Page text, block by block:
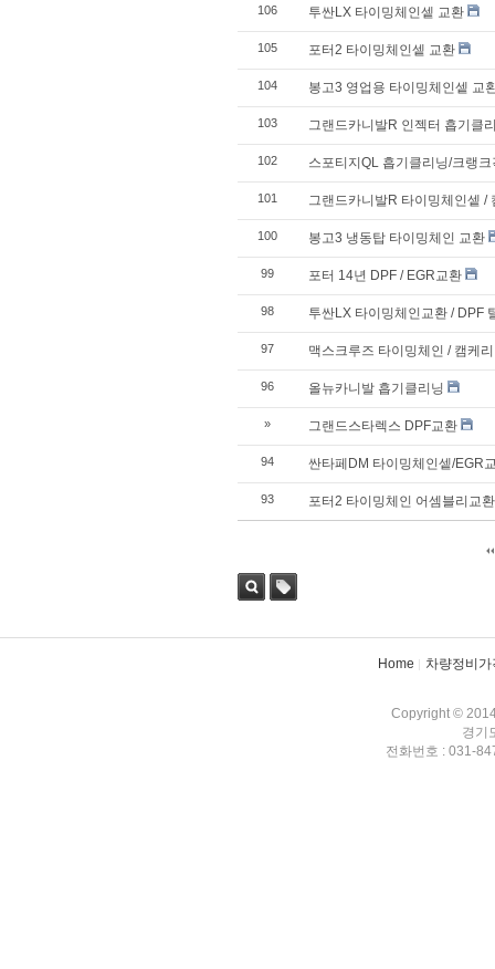
106 투싼LX 타이밍체인셑 교환
105 포터2 타이밍체인셑 교환
104 봉고3 영업용 타이밍체인셑 교
103 그랜드카니발R 인젝터 흡기클
102 스포티지QL 흡기클리닝/크랭
101 그랜드카니발R 타이밍체인셑 /
100 봉고3 냉동탑 타이밍체인 교환
99 포터 14년 DPF / EGR교환
98 투싼LX 타이밍체인교환 / DPF
97 맥스크루즈 타이밍체인 / 캠케
96 올뉴카니발 흡기클리닝
» 그랜드스타렉스 DPF교환
94 싼타페DM 타이밍체인셑/EGR
93 포터2 타이밍체인 어셈블리교환
Home 차량정비가
Copyright ©
경기
전화번호 : 031-